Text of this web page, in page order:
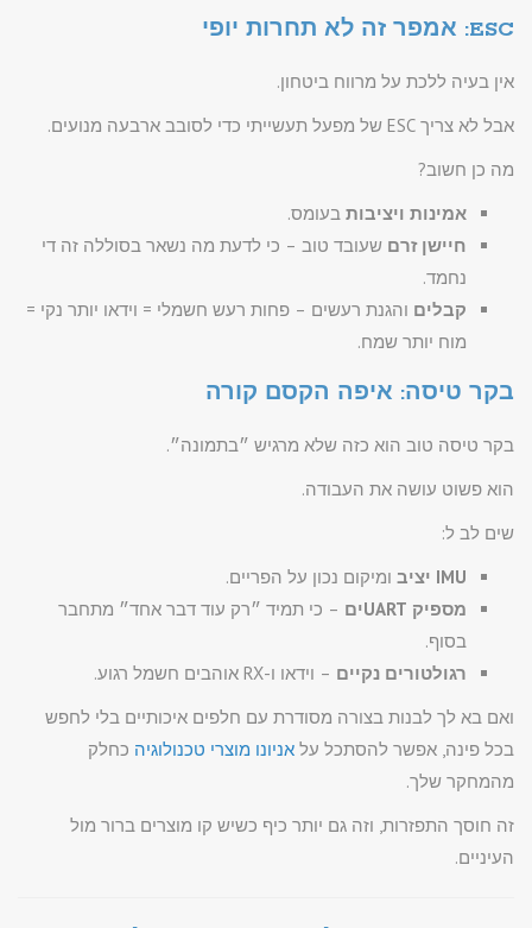
ESC: אמפר זה לא תחרות יופי
אין בעיה ללכת על מרווח ביטחון.
אבל לא צריך ESC של מפעל תעשייתי כדי לסובב ארבעה מנועים.
מה כן חשוב?
אמינות ויציבות בעומס.
חיישן זרם שעובד טוב – כי לדעת מה נשאר בסוללה זה די
נחמד.
קבלים והגנת רעשים – פחות רעש חשמלי = וידאו יותר נקי =
מוח יותר שמח.
בקר טיסה: איפה הקסם קורה
בקר טיסה טוב הוא כזה שלא מרגיש ״בתמונה״.
הוא פשוט עושה את העבודה.
שים לב ל:
IMU יציב
ומיקום נכון על הפריים.
מספיק UARTים
– כי תמיד ״רק עוד דבר אחד״ מתחבר
בסוף.
רגולטורים נקיים – וידאו ו-RX אוהבים חשמל רגוע.
ואם בא לך לבנות בצורה מסודרת עם חלפים איכותיים בלי לחפש
בכל פינה, אפשר להסתכל על אניונו מוצרי טכנולוגיה כחלק
מהמחקר שלך.
זה חוסך התפזרות, וזה גם יותר כיף כשיש קו מוצרים ברור מול
העיניים.